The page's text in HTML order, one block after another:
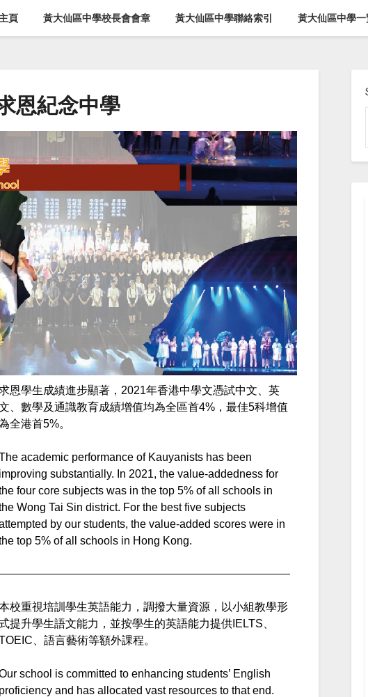
主頁 黃大仙區中學校長會會章 黃大仙區中學聯絡索引 黃大仙區中學一
恩紀念中學
恩學生成績進步顯著，2021年香港中學文憑試中文、英
、數學及通識教育成績增值均為全區首4%，最佳5科增值
全港首5%。
academic performance of Kauyanists has been
improving substantially. In 2021, the value-addedness for
four core subjects was in the top 5% of all schools in
Wong Tai Sin district. For the best five subjects
by our students, the value-added scores were in
top 5% of all schools in Hong Kong.
校重視培訓學生英語能力，調撥大量資源，以小組教學形
提升學生語文能力，並按學生的英語能力提供IELTS、
、語言藝術等額外課程。
school is committed to enhancing students’ English
proficiency and has allocated vast resources to that end.